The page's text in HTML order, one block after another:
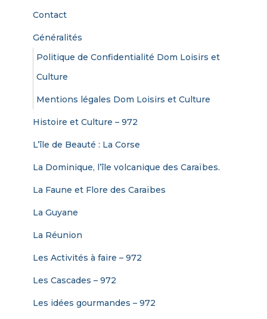
Contact
Généralités
Politique de Confidentialité Dom Loisirs et
Culture
Mentions légales Dom Loisirs et Culture
Histoire et Culture – 972
L’île de Beauté : La Corse
La Dominique, l’île volcanique des Caraïbes.
La Faune et Flore des Caraïbes
La Guyane
La Réunion
Les Activités à faire – 972
Les Cascades – 972
Les idées gourmandes – 972